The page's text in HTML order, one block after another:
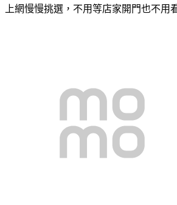
上網慢慢挑選，不用等店家開門也不用